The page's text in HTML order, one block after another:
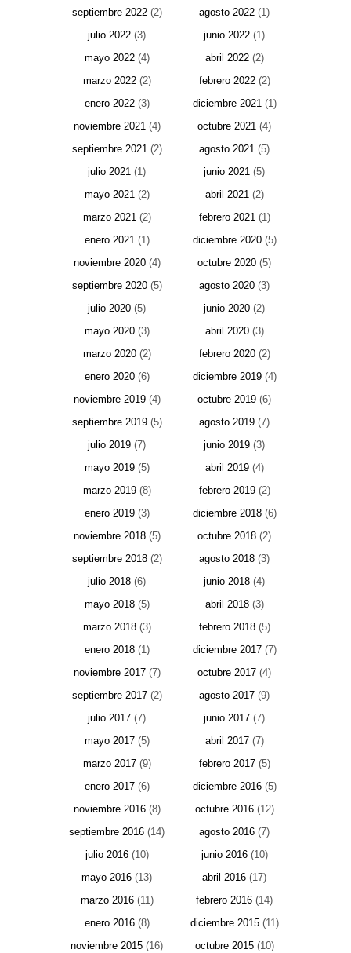
septiembre 2022(2) agosto 2022 (1)
julio 2022 (3) junio 2022 (1)
mayo 2022(4) abril 2022(2)
marzo 2022(2) febrero 2022(2)
enero 2022(3) diciembre 2021(1)
noviembre 2021(4) octubre 2021 (4)
septiembre 2021(2) agosto 2021 (5)
julio 2021 (1) junio 2021 (5)
mayo 2021(2) abril 2021(2)
marzo 2021(2) febrero 2021(1)
enero 2021(1) diciembre 2020(5)
noviembre 2020(4) octubre 2020 (5)
septiembre 2020(5) agosto 2020 (3)
julio 2020 (5) junio 2020 (2)
mayo 2020(3) abril 2020(3)
marzo 2020(2) febrero 2020(2)
enero 2020(6) diciembre 2019(4)
noviembre 2019(4) octubre 2019 (6)
septiembre 2019(5) agosto 2019 (7)
julio 2019 (7) junio 2019 (3)
mayo 2019(5) abril 2019(4)
marzo 2019(8) febrero 2019(2)
enero 2019(3) diciembre 2018(6)
noviembre 2018(5) octubre 2018 (2)
septiembre 2018(2) agosto 2018 (3)
julio 2018 (6) junio 2018 (4)
mayo 2018(5) abril 2018(3)
marzo 2018(3) febrero 2018(5)
enero 2018(1) diciembre 2017(7)
noviembre 2017(7) octubre 2017 (4)
septiembre 2017(2) agosto 2017 (9)
julio 2017 (7) junio 2017 (7)
mayo 2017(5) abril 2017(7)
marzo 2017(9) febrero 2017(5)
enero 2017(6) diciembre 2016(5)
noviembre 2016(8) octubre 2016(12)
septiembre 2016 (14) agosto 2016 (7)
julio 2016(10) junio 2016(10)
mayo 2016 (13) abril 2016 (17)
marzo 2016(11) febrero 2016 (14)
enero 2016(8) diciembre 2015(11)
noviembre 2015 (16) octubre 2015(10)